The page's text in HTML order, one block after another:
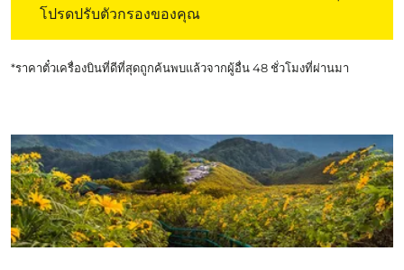
โปรดปรับตัวกรองของคุณ
*ราคาตั๋วเครื่องบินที่ดีที่สุดถูกค้นพบแล้วจากผู้อื่น 48 ชั่วโมงที่ผ่านมา